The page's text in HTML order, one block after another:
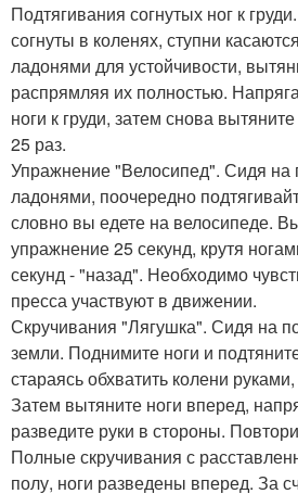
Подтягивания согнутых ног к
согнуты в коленях, ступни
ладонями для устойчивости,
распрямляя их полностью.
ноги к груди, затем снова
25 раз.
Упражнение "Велосипед". Сидя на
ладонями, поочередно
словно вы едете на велосипеде.
упражнение 25 секунд, крутя
секунд - "назад". Необходимо
пресса участвуют в движении.
Скручивания "Лягушка". Сидя на
земли. Поднимите ноги и
стараясь обхватить колени
Затем вытяните ноги вперед,
разведите руки в стороны.
Полные скручивания с
полу, ноги разведены вперед. За